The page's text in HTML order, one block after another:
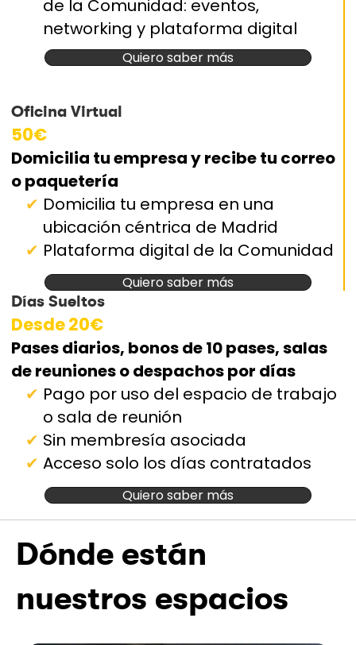
de la Comunidad: eventos,
networking y plataforma digital
Quiero saber más
Oficina Virtual
50€
Domicilia tu empresa y recibe tu correo
o paquetería
Domicilia tu empresa en una
ubicación céntrica de Madrid
Plataforma digital de la Comunidad
Quiero saber más
Días Sueltos
Desde 20€
Pases diarios, bonos de 10 pases, salas
de reuniones o despachos por días
Pago por uso del espacio de trabajo
o sala de reunión
Sin membresía asociada
Acceso solo los días contratados
Quiero saber más
Dónde están
nuestros espacios